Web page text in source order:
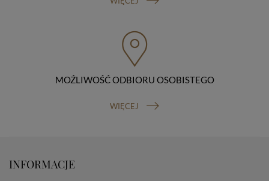
Osobowych, ul. Stawki 2, 00-193 Warszawa) oraz
prawo do cofnięcia zgody na przetwarzanie danych
osobowych (masz prawo cofnięcia zgody na
przetwarzanie danych w dowolnym momencie;
cofnięcie zgody nie ma wpływu na zgodność z prawem
zgody przed jej cofnięciem). W celu wykonania swoich
praw skieruj do nas odpowiednie żądanie.
zawartości naszej strony
MOŹLIWOŚĆ ODBIORU OSOBISTEGO
WIĘCEJ
INFORMACJE